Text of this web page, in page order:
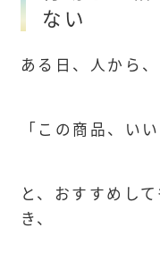
ない
ある日、人から、
「この商品、い
と、おすすめし
き、